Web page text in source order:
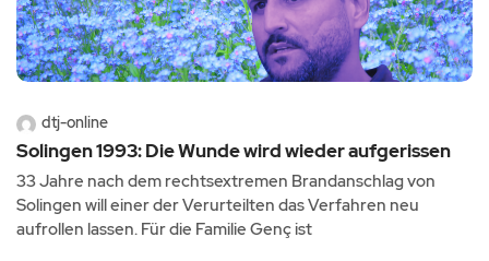
dtj-online
Solingen 1993: Die Wunde wird wieder aufgerissen
33 Jahre nach dem rechtsextremen Brandanschlag von
Solingen will einer der Verurteilten das Verfahren neu
aufrollen lassen. Für die Familie Genç ist